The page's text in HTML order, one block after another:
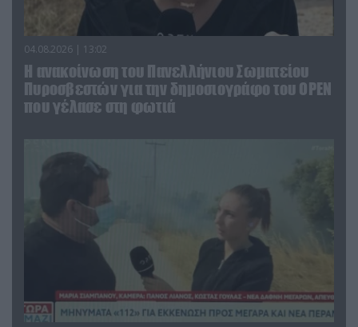
04.08.2026 | 13:02
Η ανακοίνωση του Πανελλήνιου Σωματείου
Πυροσβεστών για την δημοσιογράφο του OPEN
που γέλασε στη φωτιά